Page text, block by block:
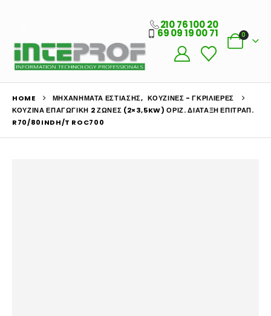
210 76 100 20
69 09 19 00 71 0
HOME ΜΗΧΑΝΉΜΑΤΑ ΕΣΤΊΑΣΗΣ, ΚΟΥΖΊΝΕΣ - ΓΚΡΙΛΙΈΡΕΣ
ΚΟΥΖΊΝΑ ΕΠΑΓΩΓΙΚΉ 2 ΖΏΝΕΣ (2×3,5KW) ΟΡΙΖ. ΔΙΆΤΑΞΗ ΕΠΙΤΡΑΠ.
R70/80INDH/T ROC700